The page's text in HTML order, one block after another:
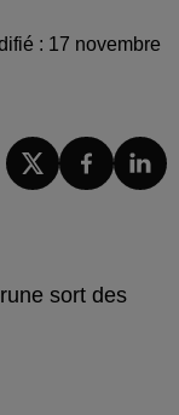
: 17 novembre
sort des